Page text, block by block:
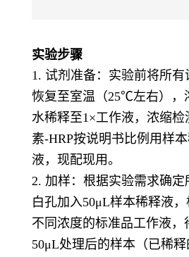
实验步骤
1. 试剂准备：实验前将所
恢复至室温（25℃左右），
水稀释至1×工作液，浓缩检
素-HRP按说明书比例用样
液，现配现用。
2. 加样：根据实验需求确
白孔加入50μL样本稀释液
不同浓度的标准品工作液，
50μL处理后的样本（已稀释